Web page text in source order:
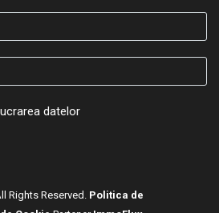
datelor
Rights Reserved. Politica de